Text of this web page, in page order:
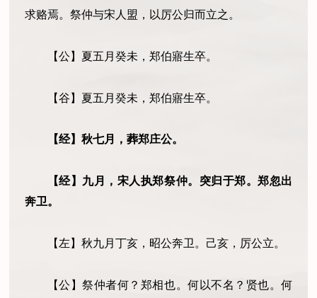
求赂焉。祭仲与宋人盟，以厉公归而立之。
【公】夏五月癸未，郑伯寤生卒。
【谷】夏五月癸未，郑伯寤生卒。
【经】秋七月，葬郑庄公。
【经】九月，宋人执郑祭仲。突归于郑。郑忽出
奔卫。
【左】秋九月丁亥，昭公奔卫。己亥，厉公立。
【公】祭仲者何？郑相也。何以不名？贤也。何